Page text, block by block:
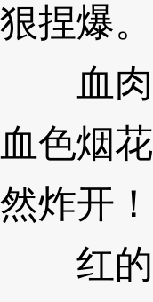
狠捏爆。
血肉
血色烟
然炸开！
红的